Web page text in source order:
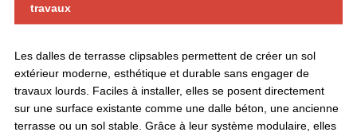
travaux
Les dalles de terrasse clipsables permettent de créer un sol
extérieur moderne, esthétique et durable sans engager de
travaux lourds. Faciles à installer, elles se posent directement
sur une surface existante comme une dalle béton, une ancienne
terrasse ou un sol stable. Grâce à leur système modulaire, elles